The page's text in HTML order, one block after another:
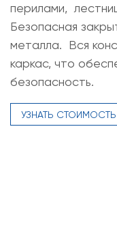
перилами,
Безопасная
металла. Вся
каркас, что
безопасность.
УЗНАТЬ СТОИМОСТЬ